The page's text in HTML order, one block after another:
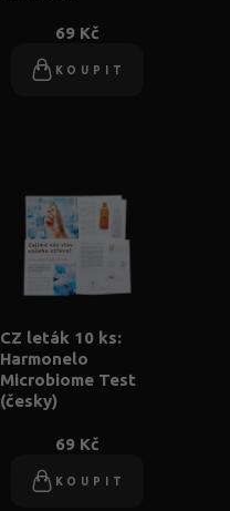
69 Kč
KOUPIT
CZ leták 10 ks:
Harmonelo
Microbiome Test
(česky)
69 Kč
KOUPIT